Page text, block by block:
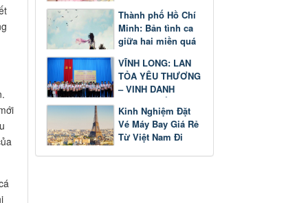
thời gian
Thành phố Hồ Chí
Minh: Bản tình ca
giữa hai miền quá
VĨNH LONG: LAN
TỎA YÊU THƯƠNG
– VINH DANH
GƯƠNG SÁNG
HỌC TẬP
Kinh Nghiệm Đặt
Vé Máy Bay Giá Rẻ
Từ Việt Nam Đi